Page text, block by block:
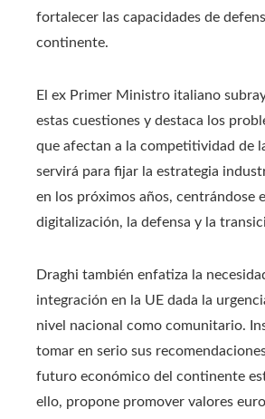
fortalecer las capacidades de
continente.
El ex Primer Ministro italiano
estas cuestiones y destaca los
que afectan a la competitividad de
servirá para fijar la estrategia
en los próximos años, centrándose
digitalización, la defensa y la
Draghi también enfatiza la
integración en la UE dada la
nivel nacional como comunitario.
tomar en serio sus
futuro económico del continente
ello, propone promover valores